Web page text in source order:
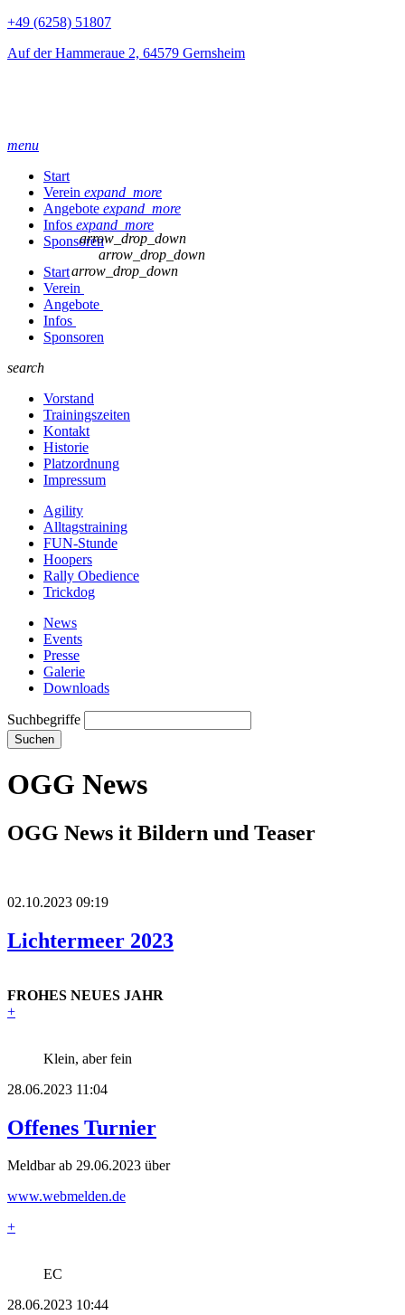
+49 (6258) 51807
Auf der Hammeraue 2, 64579 Gernsheim
menu
Start
Verein expand_more
Angebote expand_more
Infos expand_more
Sponsoren
Start
Verein
arrow_drop_down
Angebote
arrow_drop_down
Infos
arrow_drop_down
Sponsoren
search
Vorstand
Trainingszeiten
Kontakt
Historie
Platzordnung
Impressum
Agility
Alltagstraining
FUN-Stunde
Hoopers
Rally Obedience
Trickdog
News
Events
Presse
Galerie
Downloads
Suchbegriffe
Suchen
OGG News
OGG News it Bildern und Teaser
02.10.2023 09:19
Lichtermeer 2023
FROHES NEUES JAHR
+
Klein, aber fein
28.06.2023 11:04
Offenes Turnier
Meldbar ab 29.06.2023 über
www.webmelden.de
+
EC
28.06.2023 10:44